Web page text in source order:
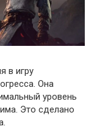
в игру
Она
уровень
Это сделано